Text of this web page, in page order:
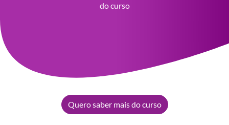
do curso
Quero saber mais do curso